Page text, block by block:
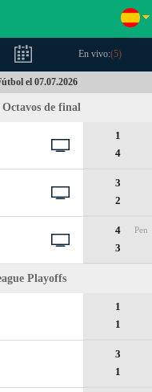
En vivo:(5)
el 07.07.2026
de final
1
4
3
2
4
3
Pen
Playoffs
1
1
3
1